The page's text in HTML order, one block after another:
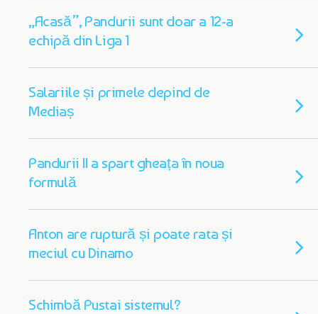
„Acasă”, Pandurii sunt doar a 12-a
echipă din Liga 1
Salariile și primele depind de
Mediaș
Pandurii II a spart gheața în noua
formulă
Anton are ruptură și poate rata și
meciul cu Dinamo
Schimbă Pustai sistemul?